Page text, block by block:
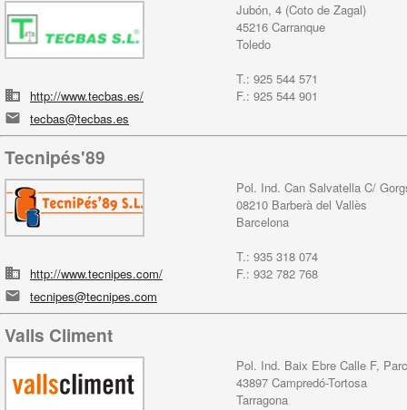
Jubón, 4 (Coto de Zagal)
45216 Carranque
Toledo
T.: 925 544 571
F.: 925 544 901
http://www.tecbas.es/
tecbas@tecbas.es
Tecnipés'89
Pol. Ind. Can Salvatella C/
08210 Barberà del Vallès
Barcelona
T.: 935 318 074
F.: 932 782 768
http://www.tecnipes.com/
tecnipes@tecnipes.com
Valls Climent
Pol. Ind. Baix Ebre Calle F,
43897 Campredó-Tortosa
Tarragona